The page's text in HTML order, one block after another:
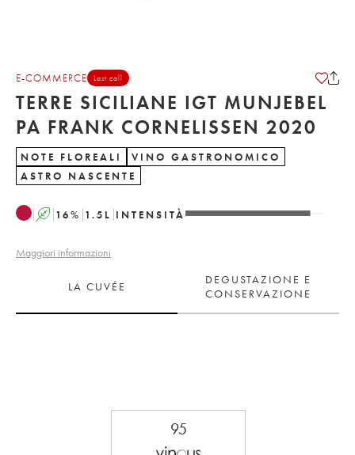
E-COMMERCE Last call
TERRE SICILIANE IGT MUNJEBEL
PA FRANK CORNELISSEN 2020
NOTE FLOREALI
VINO GASTRONOMICO
ASTRO NASCENTE
A 16% 1.5 L INTENSITÀ
Maggiori informazioni
LA CUVÉE
DEGUSTAZIONE E
CONSERVAZIONE
95